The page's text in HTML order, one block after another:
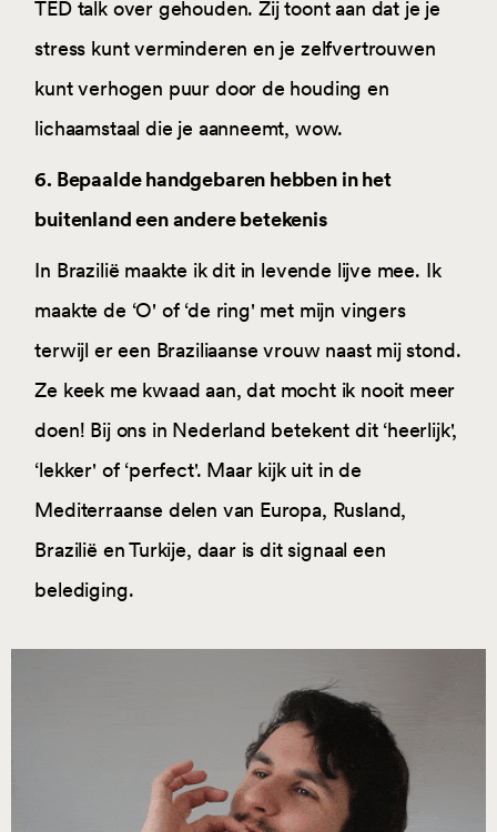
TED talk over gehouden. Zij toont aan dat je je
stress kunt verminderen en je zelfvertrouwen
kunt verhogen puur door de houding en
lichaamstaal die je aanneemt, wow.
6. Bepaalde handgebaren hebben in het
buitenland een andere betekenis
In Brazilië maakte ik dit in levende lijve mee. Ik
maakte de ‘O' of ‘de ring' met mijn vingers
terwijl er een Braziliaanse vrouw naast mij stond.
Ze keek me kwaad aan, dat mocht ik nooit meer
doen! Bij ons in Nederland betekent dit ‘heerlijk',
‘lekker' of ‘perfect'. Maar kijk uit in de
Mediterraanse delen van Europa, Rusland,
Brazilië en Turkije, daar is dit signaal een
belediging.